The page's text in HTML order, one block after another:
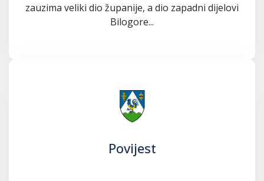
zauzima veliki dio županije, a dio zapadni dijelovi
Bilogore...
Povijest